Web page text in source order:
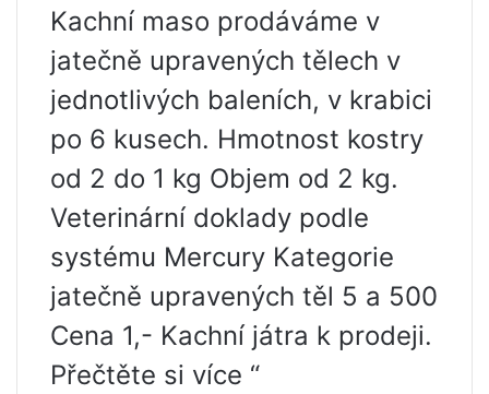
Kachní maso prodáváme v
jatečně upravených tělech v
jednotlivých baleních, v krabici
po 6 kusech. Hmotnost kostry
od 2 do 1 kg Objem od 2 kg.
Veterinární doklady podle
systému Mercury Kategorie
jatečně upravených těl 5 a 500
Cena 1,- Kachní játra k prodeji.
Přečtěte si více “